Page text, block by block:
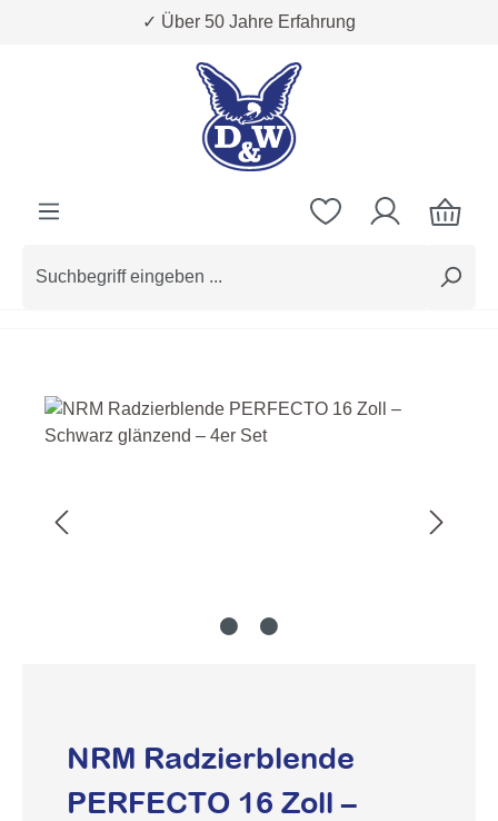
Zum Hauptinhalt springen✓ Über 50 Jahre Erfahrung
Bildergalerie überspringen
NRM Radzierblende
PERFECTO 16 Zoll –